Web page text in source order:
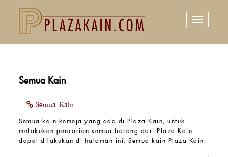
Toggle
navigation
Semua Kain
Semua Kain
Semua kain kemeja yang ada di Plaza Kain, untuk
melakukan pencarian semua barang dari Plaza Kain
dapat dilakukan di halaman ini. Semua kain Plaza Kain.